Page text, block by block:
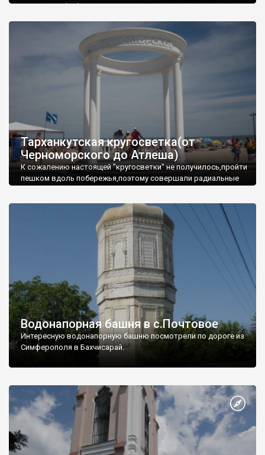
запрошую відвідати це
Тарханкутская кругосветка(от
Черноморского до Атлеша)
К сожалению настоящей "кругосветки" не получилось,пройти
пешком вдоль побережья,поэтому совершали радиальные
Водонапорная башня в с.Почтовое
Интересную водонапорную башню посмотрели по дороге из
Симферополя в Бахчисарай.